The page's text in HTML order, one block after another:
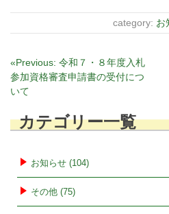
category: お
投
稿
ナ
ビ
ゲ
ー
シ
ョ
ン
«Previous: 令和７・８年度入札
参加資格審査申請書の受付につ
いて
カテゴリー一覧
お知らせ (104)
その他 (75)